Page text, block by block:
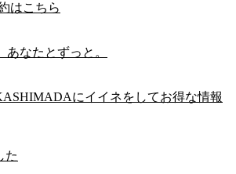
はこちら
なたとずっと。
にイイネをしてお得な情報
た